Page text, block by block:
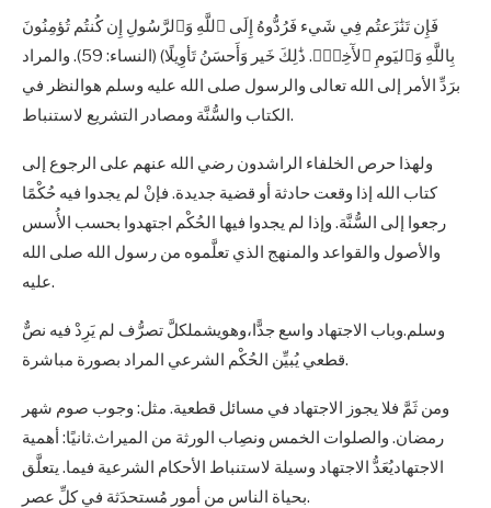
فَإِن تَنَٰزَعتُم فِي شَيء فَرُدُّوهُ إِلَى ٱللَّهِ وَٱلرَّسُولِ إِن كُنتُم تُؤمِنُونَ
بِاللَّهِ وَٱليَومِ ٱلأٓخِرِۚ. ذَٰلِكَ خَير وَأَحسَنُ تَأوِيلًا) (النساء: 59). والمراد
برَدِّ الأمر إلى الله تعالى والرسول صلى الله عليه وسلم هوالنظر في
الكتاب والسُّنَّة ومصادر التشريع لاستنباط.
ولهذا حرص الخلفاء الراشدون رضي الله عنهم على الرجوع إلى
كتاب الله إذا وقعت حادثة أو قضية جديدة. فإنْ لم يجدوا فيه حُكْمًا
رجعوا إلى السُّنَّة. وإذا لم يجدوا فيها الحُكْم اجتهدوا بحسب الأُسس
والأصول والقواعد والمنهج الذي تعلَّموه من رسول الله صلى الله
عليه.
وسلم.وباب الاجتهاد واسع جدًّا،وهويشملكلَّ تصرُّف لم يَرِدْ فيه نصٌّ
قطعي يُبيِّن الحُكْم الشرعي المراد بصورة مباشرة.
ومن ثَمَّ فلا يجوز الاجتهاد في مسائل قطعية. مثل: وجوب صوم شهر
رمضان. والصلوات الخمس ونصِاب الورثة من الميراث.ثانيًا: أهمية
الاجتهاديُعَدُّ الاجتهاد وسيلة لاستنباط الأحكام الشرعية فيما. يتعلَّق
بحياة الناس من أمور مُستحدَثة في كلِّ عصر.